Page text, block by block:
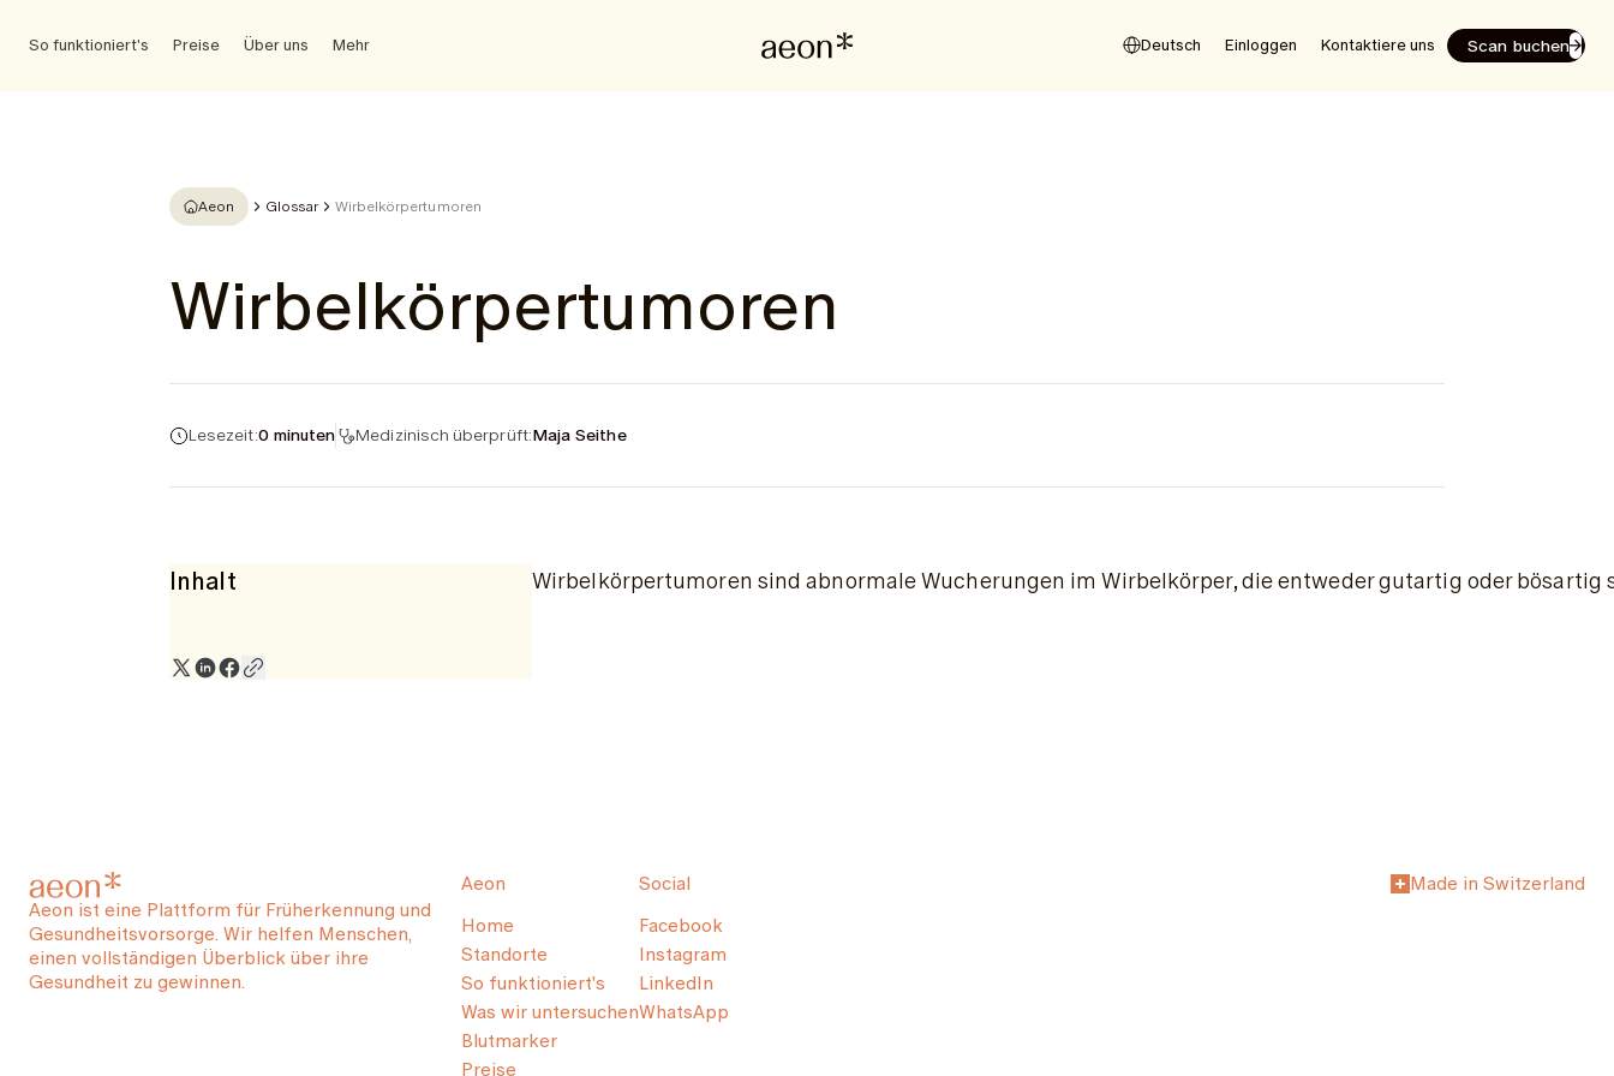
So funktioniert's Preise Über uns Mehr Deutsch Einloggen Kontaktiere uns Scan buchen
Aeon Glossar Wirbelkörpertumoren
Wirbelkörpertumoren
Lesezeit:0 minuten Medizinisch überprüft:Maja Seithe
Inhalt Wirbelkörpertumoren sind abnormale Wucherungen im Wirbelkörper, die entweder gutartig oder
Aeon ist eine Plattform für Früherkennung und
Gesundheitsvorsorge. Wir helfen Menschen,
einen vollständigen Überblick über ihre
Gesundheit zu gewinnen.
Aeon
Home
Standorte
So funktioniert's
Was wir untersuchen
Blutmarker
Preise
Social
Facebook
Instagram
LinkedIn
WhatsApp
Made in Switzerland